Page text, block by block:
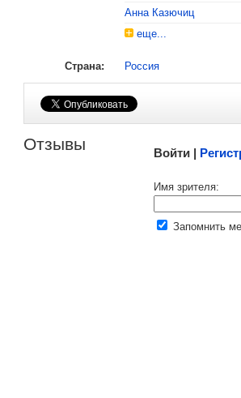
Анна Казючиц
еще...
Страна: Россия
Отзывы Войти |
Имя зрителя:
Запомнить